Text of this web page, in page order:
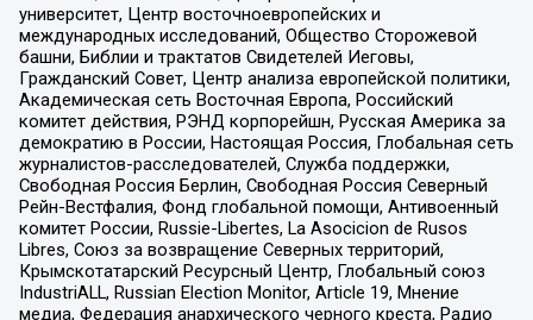
университет, Центр восточноевропейских и
международных исследований, Общество Сторожевой
башни, Библии и трактатов Свидетелей Иеговы,
Гражданский Совет, Центр анализа европейской политики,
Академическая сеть Восточная Европа, Российский
комитет действия, РЭНД корпорейшн, Русская Америка за
демократию в России, Настоящая Россия, Глобальная сеть
журналистов-расследователей, Служба поддержки,
Свободная Россия Берлин, Свободная Россия Северный
Рейн-Вестфалия, Фонд глобальной помощи, Антивоенный
комитет России, Russie-Libertes, La Asocicion de Rusos
Libres, Союз за возвращение Северных территорий,
Крымскотатарский Ресурсный Центр, Глобальный союз
IndustriALL, Russian Election Monitor, Article 19, Мнение
медиа, Федерация анархического черного креста, Радио